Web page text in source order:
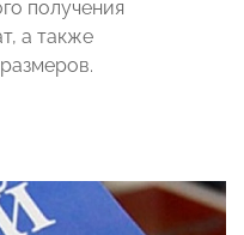
получения
а также